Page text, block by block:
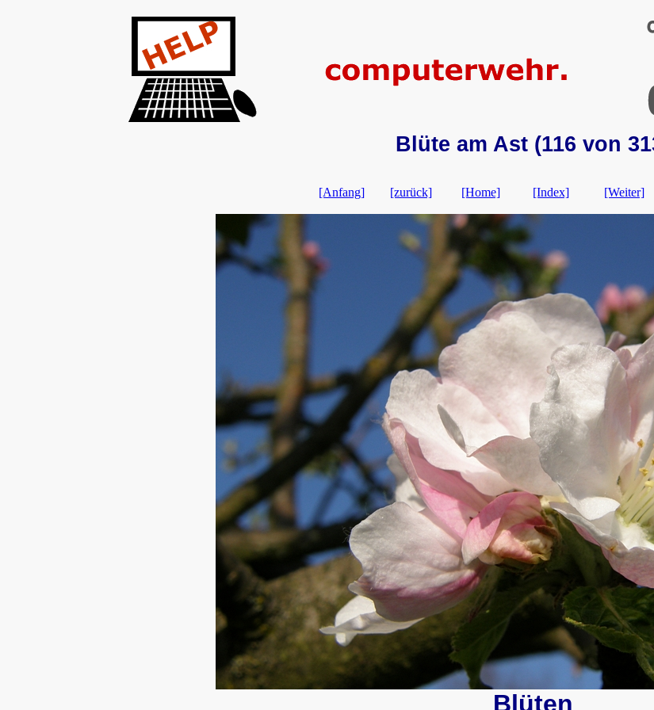
Blüte am Ast (116 von
[Anfang] [zurück] [Home] [Index] [Weiter]
Blüten